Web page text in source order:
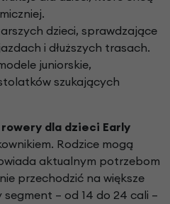
dzieci, sprawdzające
i dłuższych trasach.
juniorskie,
szukających
rowery dla dzieci Early
Rodzice mogą
aktualnym potrzebom
przechodzić na większe
– od 14 do 24 cali –